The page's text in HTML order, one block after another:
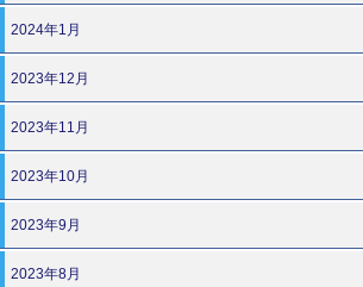
2024年1月
2023年12月
2023年11月
2023年10月
2023年9月
2023年8月